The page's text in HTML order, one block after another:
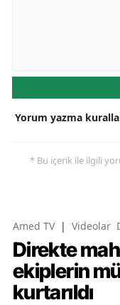
Yorum yazma
* Bu içerik ile ilgili
Amed TV | Videolar
Direkte
ekiplerin
kurtarıldı